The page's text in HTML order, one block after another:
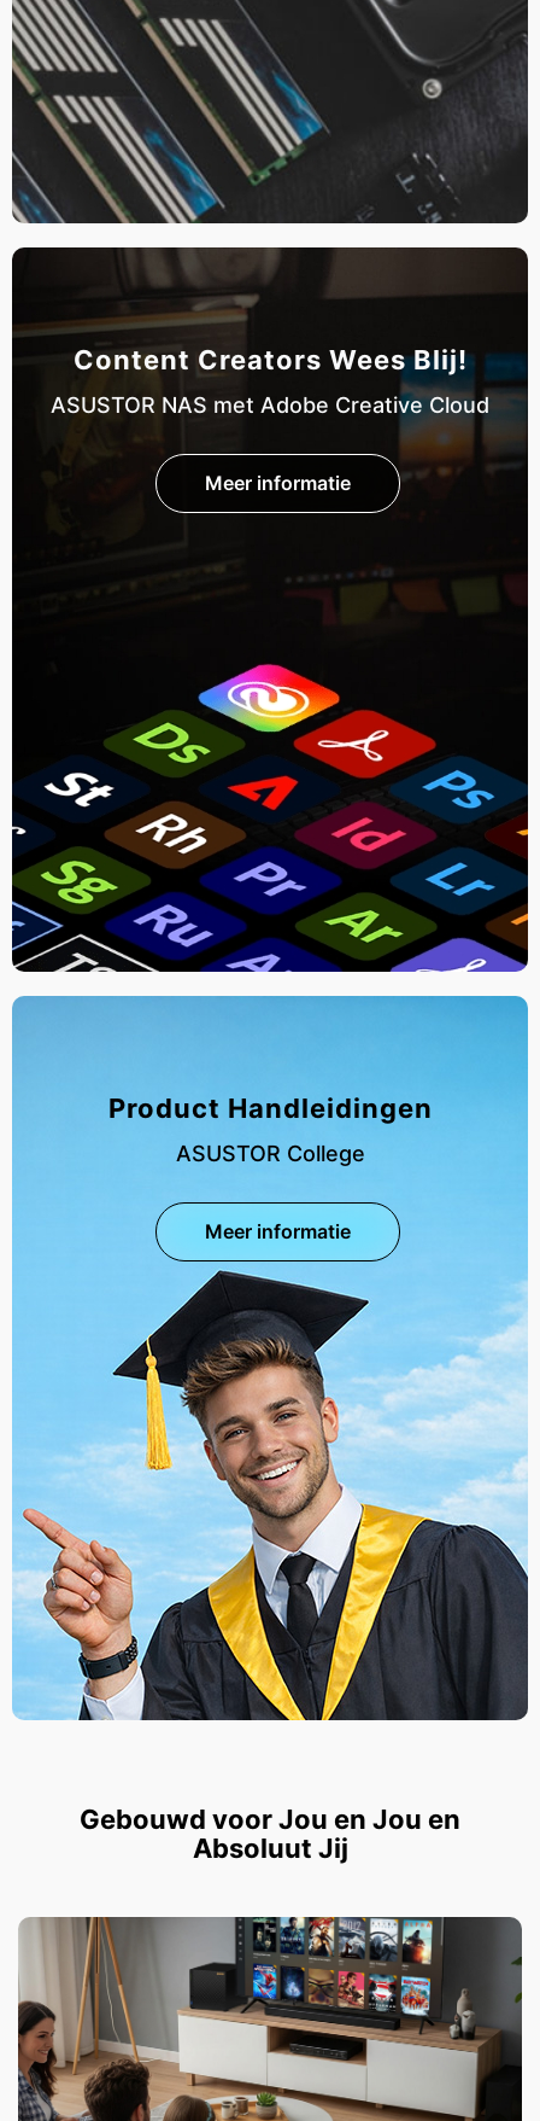
Content Creators Wees Blij!
ASUSTOR NAS met Adobe Creative Cloud
Meer informatie
Product Handleidingen
ASUSTOR College
Meer informatie
Gebouwd voor Jou en Jou en
Absoluut Jij